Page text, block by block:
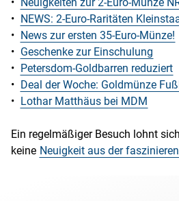
• NEWS: 2-Euro-Raritäten
• News zur ersten 35-Euro-Münze!
• Geschenke zur Einschulung
• Petersdom-Goldbarren reduziert
• Deal der Woche: Goldmünze
• Lothar Matthäus bei MDM
Ein regelmäßiger Besuch lohnt
keine Neuigkeit aus der